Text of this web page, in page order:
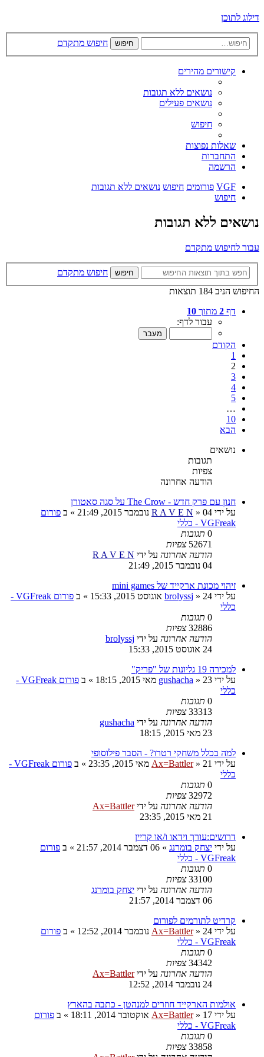
דילוג לתוכן
חיפוש חיפוש מתקדם
קישורים מהירים
נושאים ללא תגובות
נושאים פעילים
חיפוש
שאלות נפוצות
התחברות
הרשמה
VGF פורומים חיפוש נושאים ללא תגובות
חיפוש
נושאים ללא תגובות
עבור לחיפוש מתקדם
חיפוש
חיפוש מתקדם
החיפוש הניב 184 תוצאות
דף 2 מתוך 10
עבור לדף:
הקודם
1
2
3
4
5
…
10
הבא
נושאים
תגובות
צפיות
הודעה אחרונה
חנון עם פרק חדש - The Crow על סגה סאטורן
על ידי
R A V E N » 04 נובמבר 2015, 21:49 » ב פורום
VGFreak - כללי
0 תגובות
52671 צפיות
הודעה אחרונה על ידי R A V E N
04 נובמבר 2015, 21:49
זיהוי מכונת ארקייד של mini games
על ידי
brolyssj » 24 אוגוסט 2015, 15:33 » ב
פורום VGFreak -
כללי
0 תגובות
32886 צפיות
הודעה אחרונה על ידי brolyssj
24 אוגוסט 2015, 15:33
למכירה 19 גליונות של "פריק"
על ידי
gushacha » 23 מאי 2015, 18:15 » ב
פורום VGFreak -
כללי
0 תגובות
33313 צפיות
הודעה אחרונה על ידי gushacha
23 מאי 2015, 18:15
למה בכלל משחקי רטרו? - הסבר פילוסופי
על ידי
Ax=Battler» 21 מאי 2015, 23:35 » ב
פורום VGFreak -
כללי
0 תגובות
32972 צפיות
הודעה אחרונה על ידיAx=Battler
21 מאי 2015, 23:35
דרושים:עורך וידאו ו/או קריין
על ידי יצחק בומרנג » 06 דצמבר 2014, 21:57 » ב פורום
VGFreak - כללי
0 תגובות
33100 צפיות
הודעה אחרונה על ידי יצחק בומרנג
06 דצמבר 2014, 21:57
קרדיט לתורמים לפורום
על ידי
Ax=Battler» 24 נובמבר 2014, 12:52 » ב פורום
VGFreak - כללי
0 תגובות
34342 צפיות
הודעה אחרונה על ידיAx=Battler
24 נובמבר 2014, 12:52
אולמות הארקייד חוזרים למנהטן - כתבה בהארץ
על ידי
Ax=Battler» 17 אוקטובר 2014, 18:11 » ב פורום
VGFreak - כללי
0 תגובות
33858 צפיות